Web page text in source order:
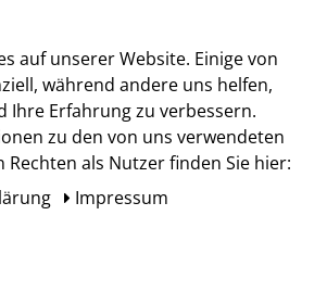
auf unserer Website. Einige von
während andere uns helfen,
Ihre Erfahrung zu verbessern.
zu den von uns verwendeten
Rechten als Nutzer finden Sie hier:
Impressum